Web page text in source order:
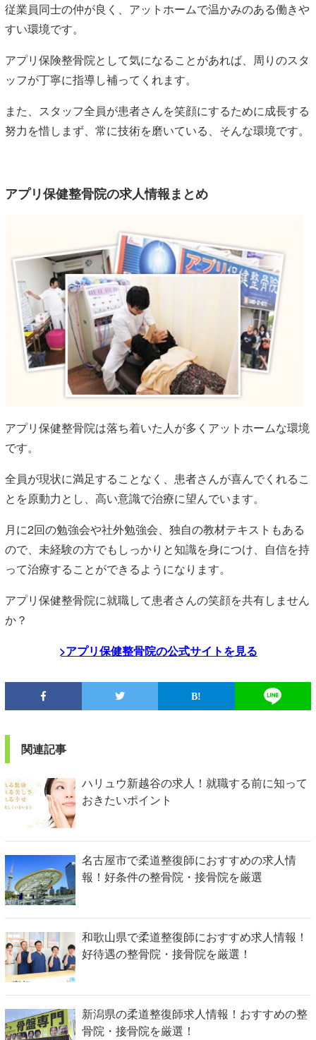
従業員同士の仲が良く、アットホームで温かみのある働きや
すい環境です。
アプリ保険整骨院として気になることがあれば、周りのスタ
ッフが丁寧に指導し補ってくれます。
また、スタッフ全員が患者さんを笑顔にするために成長する
努力を惜しまず、常に技術を磨いている、そんな環境です。
アプリ保健整骨院の求人情報まとめ
アプリ保健整骨院は落ち着いた人が多くアットホームな環境
です。
全員が現状に満足することなく、患者さんが喜んでくれるこ
とを原動力とし、高い意識で治療に望んでいます。
月に2回の勉強会や社外勉強会、独自の教材テキストもある
ので、未経験の方でもしっかりと知識を身につけ、自信を持
って治療することができるようになります。
アプリ保健整骨院に就職して患者さんの笑顔を共有しません
か？
>アプリ保健整骨院の公式サイトを見る
関連記事
ハリュウ新越谷の求人！就職する前に知って
おきたいポイント
名古屋市で柔道整復師におすすめの求人情
報！好条件の整骨院・接骨院を厳選
和歌山県で柔道整復師におすすめ求人情報！
好待遇の整骨院・接骨院を厳選！
新潟県の柔道整復師求人情報！おすすめの整
骨院・接骨院を厳選！